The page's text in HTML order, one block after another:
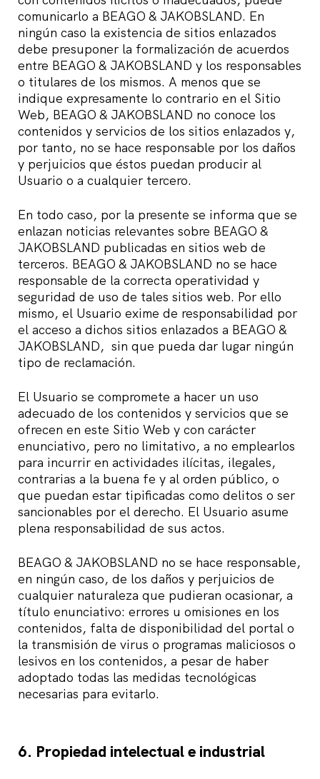
comunicarlo a BEAGO & JAKOBSLAND. En
ningún caso la existencia de sitios enlazados
debe presuponer la formalización de acuerdos
entre BEAGO & JAKOBSLAND y los responsables
o titulares de los mismos. A menos que se
indique expresamente lo contrario en el Sitio
Web, BEAGO & JAKOBSLAND no conoce los
contenidos y servicios de los sitios enlazados y,
por tanto, no se hace responsable por los daños
y perjuicios que éstos puedan producir al
Usuario o a cualquier tercero.
En todo caso, por la presente se informa que se
enlazan noticias relevantes sobre BEAGO &
JAKOBSLAND publicadas en sitios web de
terceros. BEAGO & JAKOBSLAND no se hace
responsable de la correcta operatividad y
seguridad de uso de tales sitios web. Por ello
mismo, el Usuario exime de responsabilidad por
el acceso a dichos sitios enlazados a BEAGO &
JAKOBSLAND, sin que pueda dar lugar ningún
tipo de reclamación.
El Usuario se compromete a hacer un uso
adecuado de los contenidos y servicios que se
ofrecen en este Sitio Web y con carácter
enunciativo, pero no limitativo, a no emplearlos
para incurrir en actividades ilícitas, ilegales,
contrarias a la buena fe y al orden público, o
que puedan estar tipificadas como delitos o ser
sancionables por el derecho. El Usuario asume
plena responsabilidad de sus actos.
BEAGO & JAKOBSLAND no se hace responsable,
en ningún caso, de los daños y perjuicios de
cualquier naturaleza que pudieran ocasionar, a
título enunciativo: errores u omisiones en los
contenidos, falta de disponibilidad del portal o
la transmisión de virus o programas maliciosos o
lesivos en los contenidos, a pesar de haber
adoptado todas las medidas tecnológicas
necesarias para evitarlo.
6. Propiedad intelectual e industrial